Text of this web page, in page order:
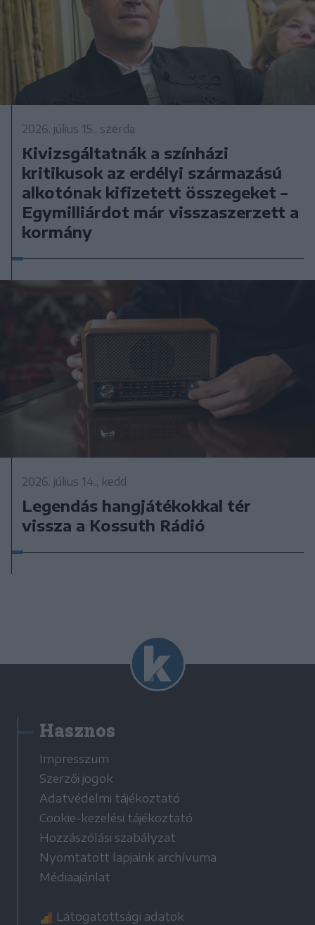
2026. július 15., szerda
Kivizsgáltatnák a színházi
kritikusok az erdélyi származású
alkotónak kifizetett összegeket –
Egymilliárdot már visszaszerzett a
kormány
2026. július 14., kedd
Legendás hangjátékokkal tér
vissza a Kossuth Rádió
Hasznos
Impresszum
Szerzői jogok
Adatvédelmi tájékoztató
Cookie-kezelési tájékoztató
Hozzászólási szabályzat
Nyomtatott lapjaink archívuma
Médiaajánlat
Látogatottsági adatok